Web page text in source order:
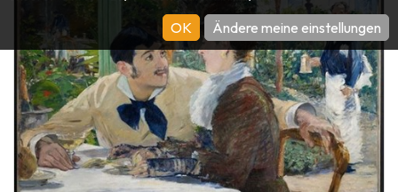
Kunst
Handwerk & Know-how
Schlösser, Zitadellen & Belfriede
Folklore & Lokale Geschichte
Höhlen
Garten, Parks & Naturstätten
Aquarien, Tierparks & Zoos
SICH BEWEGEN
Touristen-& Kreuzfahrt-Schiffe
Draisinen & Touristenzüge
Kajaks
VERANSTALTUNGEN
DIE BESTEN AKTIVITÄTEN FÜR
DIESEN SOMMER
OK
Ändere meine einstellungen